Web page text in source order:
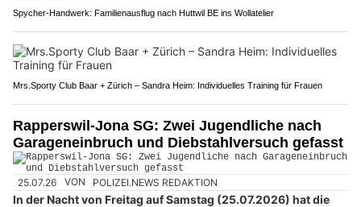
Spycher-Handwerk: Familienausflug nach Huttwil BE ins Wollatelier
Mrs.Sporty Club Baar + Zürich – Sandra Heim: Individuelles Training für Frauen
Rapperswil-Jona SG: Zwei Jugendliche nach
Garageneinbruch und Diebstahlversuch gefasst
25.07.26 VON POLIZEI.NEWS REDAKTION
In der Nacht von Freitag auf Samstag (25.07.2026) hat die